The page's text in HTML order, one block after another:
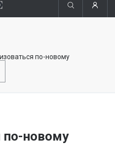
по-новому
по-новому